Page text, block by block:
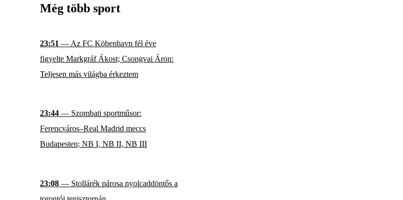
Még több sport
23:51 — Az FC Köbenhavn fél éve
figyelte Markgráf Ákost; Csongvai Áron:
Teljesen más világba érkeztem
23:44 — Szombati sportműsor:
Ferencváros–Real Madrid meccs
Budapesten; NB I, NB II, NB III
23:08 — Stollárék párosa nyolcaddöntős a